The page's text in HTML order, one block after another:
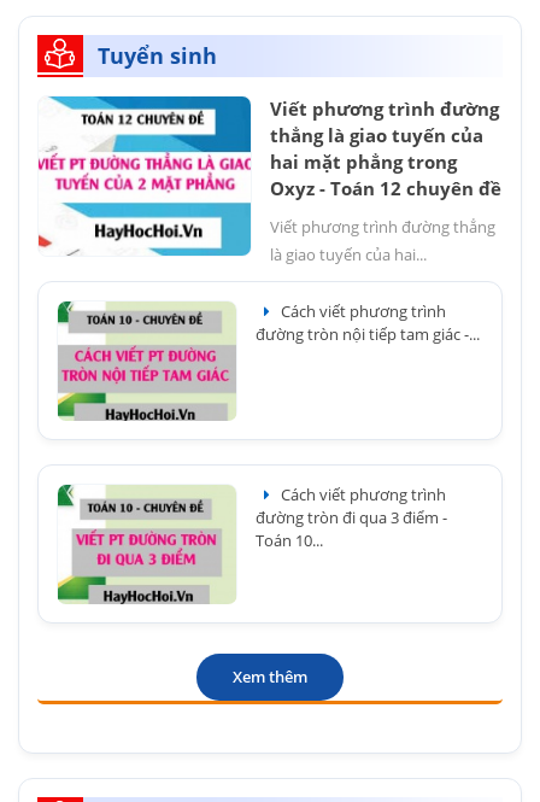
Tuyển sinh
Viết phương trình đường
thẳng là giao tuyến của
hai mặt phẳng trong
Oxyz - Toán 12 chuyên đề
Viết phương trình đường thẳng
là giao tuyến của hai...
Cách viết phương trình
đường tròn nội tiếp tam giác -...
Cách viết phương trình
đường tròn đi qua 3 điểm -
Toán 10...
Xem thêm